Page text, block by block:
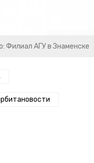
Филиал АГУ в Знаменске